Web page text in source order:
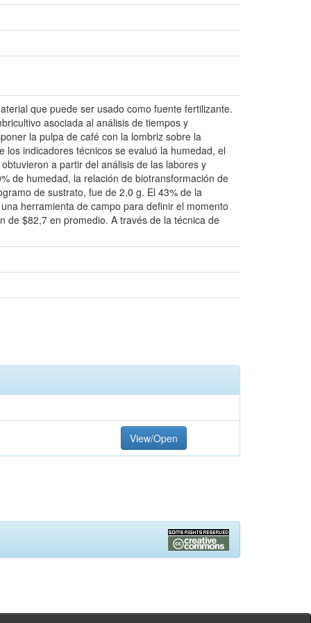
que puede ser usado como fuente fertilizante.
asociada al análisis de tiempos y
la pulpa de café con la lombriz sobre la
indicadores técnicos se evaluó la humedad, el
a partir del análisis de las labores y
de humedad, la relación de biotransformación de
de sustrato, fue de 2,0 g. El 43% de la
herramienta de campo para definir el momento
de $82,7 en promedio. A través de la técnica de
View/Open